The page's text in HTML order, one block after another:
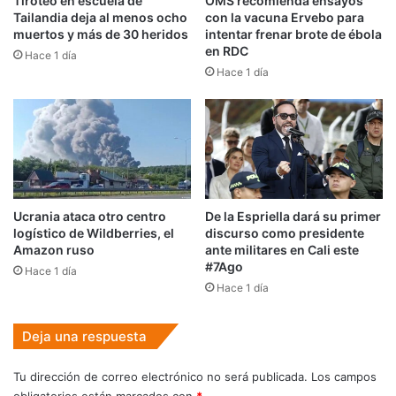
Tailandia deja al menos ocho
muertos y más de 30 heridos
Hace 1 día
con la vacuna Ervebo para
intentar frenar brote de ébola
en RDC
Hace 1 día
Ucrania ataca otro centro
logístico de Wildberries, el
Amazon ruso
Hace 1 día
De la Espriella dará su primer
discurso como presidente
ante militares en Cali este
#7Ago
Hace 1 día
Deja una respuesta
Tu dirección de correo electrónico no será publicada. Los campos